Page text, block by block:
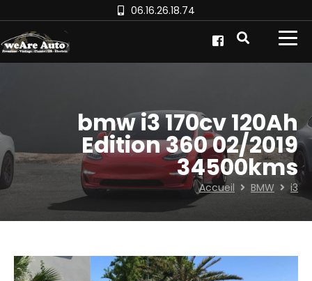
06.16.26.18.74
bmw i3 170cv 120Ah
Edition 360 02/2019
34500kms
Accueil BMW i3